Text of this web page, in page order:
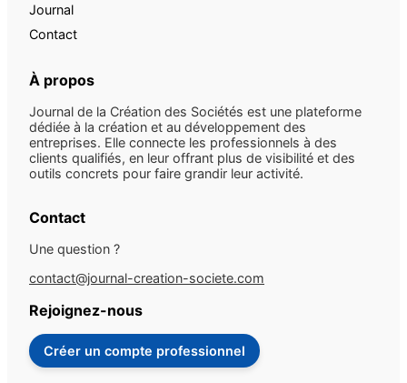
Journal
Contact
À propos
Journal de la Création des Sociétés est une plateforme
dédiée à la création et au développement des
entreprises. Elle connecte les professionnels à des
clients qualifiés, en leur offrant plus de visibilité et des
outils concrets pour faire grandir leur activité.
Contact
Une question ?
contact@journal-creation-societe.com
Rejoignez-nous
Créer un compte professionnel